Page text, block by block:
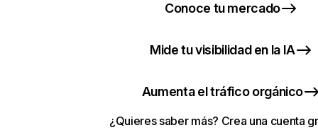
Conoce tu mercado
Mide tu visibilidad en la IA
Aumenta el tráfico orgánico
¿Quieres saber más? Crea una cuenta